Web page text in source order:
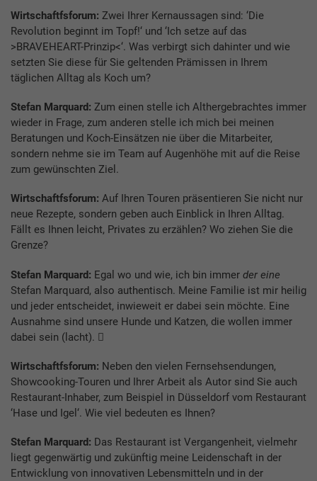
Wirtschaftfsforum: Zwei Ihrer Kernaussagen sind: ‘Die
Revolution beginnt im Topf!‘ und ‘Ich setze auf das
>BRAVEHEART-Prinzip<‘. Was verbirgt sich dahinter und wie
setzten Sie diese für Sie geltenden Prämissen in Ihrem
täglichen Alltag als Koch um?
Stefan Marquard: Zum einen stelle ich Althergebrachtes immer
wieder in Frage, zum anderen stelle ich mich bei meinen
Beratungen und Koch-Einsätzen nie über die Mitarbeiter,
sondern nehme sie im Team auf Augenhöhe mit auf die Reise
zum gewünschten Ziel.
Wirtschaftfsforum: Auf Ihren Touren präsentieren Sie nicht nur
neue Rezepte, sondern geben auch Einblick in Ihren Alltag.
Fällt es Ihnen leicht, Privates zu erzählen? Wo ziehen Sie die
Grenze?
Stefan Marquard: Egal wo und wie, ich bin immer der eine
Stefan Marquard, also authentisch. Meine Familie ist mir heilig
und jeder entscheidet, inwieweit er dabei sein möchte. Eine
Ausnahme sind unsere Hunde und Katzen, die wollen immer
dabei sein (lacht). 
Wirtschaftfsforum: Neben den vielen Fernsehsendungen,
Showcooking-Touren und Ihrer Arbeit als Autor sind Sie auch
Restaurant-Inhaber, zum Beispiel in Düsseldorf vom Restaurant
‘Hase und Igel‘. Wie viel bedeuten es Ihnen?
Stefan Marquard: Das Restaurant ist Vergangenheit, vielmehr
liegt gegenwärtig und zukünftig meine Leidenschaft in der
Entwicklung von innovativen Lebensmitteln und in der